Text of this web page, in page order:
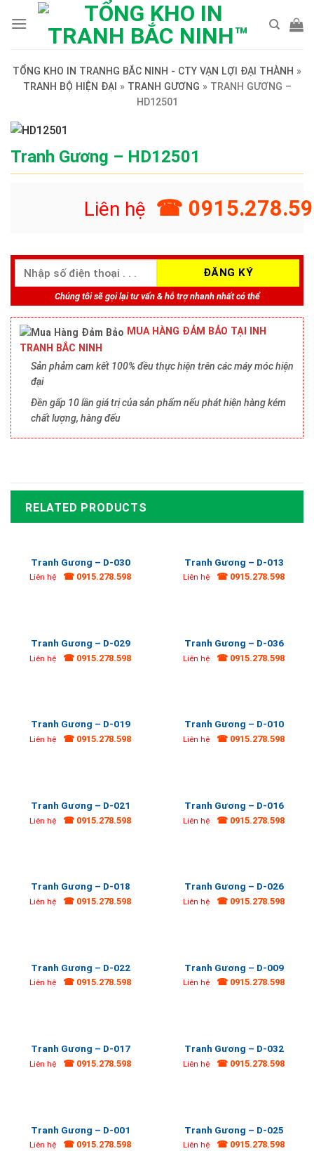
TỔNG KHO IN TRANHG BẮC NINH - CTY VẠN LỢI ĐẠI THÀNH »
TRANH BỘ HIỆN ĐẠI » TRANH GƯƠNG » TRANH GƯƠNG –
HD12501
Tranh Gương – HD12501
Liên hệ ☎
Chúng tôi sẽ gọi lại tư vấn & hỗ trợ nhanh nhất có thể
MUA HÀNG ĐẢM BẢO TẠI INH
TRANH BẮC NINH
Sản phảm cam kết 100% đều thực hiện trên các máy móc hiện
đại
Đền gấp 10 lần giá trị của sản phẩm nếu phát hiện hàng kém
chất lượng, hàng đểu
RELATED PRODUCTS
Tranh Gương – D-030
Liên hệ ☎ 0915.278.598
Tranh Gương – D-013
Liên hệ ☎ 0915.278.598
Tranh Gương – D-029
Liên hệ ☎ 0915.278.598
Tranh Gương – D-036
Liên hệ ☎ 0915.278.598
Tranh Gương – D-019
Liên hệ ☎ 0915.278.598
Tranh Gương – D-010
Liên hệ ☎ 0915.278.598
Tranh Gương – D-021
Liên hệ ☎ 0915.278.598
Tranh Gương – D-016
Liên hệ ☎ 0915.278.598
Tranh Gương – D-018
Liên hệ ☎ 0915.278.598
Tranh Gương – D-026
Liên hệ ☎ 0915.278.598
Tranh Gương – D-022
Liên hệ ☎ 0915.278.598
Tranh Gương – D-009
Liên hệ ☎ 0915.278.598
Tranh Gương – D-017
Liên hệ ☎ 0915.278.598
Tranh Gương – D-032
Liên hệ ☎ 0915.278.598
Tranh Gương – D-001
Liên hệ ☎ 0915.278.598
Tranh Gương – D-025
Liên hệ ☎ 0915.278.598